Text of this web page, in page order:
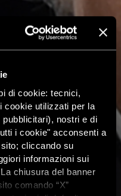
di cookie: tecnici,
cookie utilizzati per la
nostri e di
i cookie" acconsenti a
cliccando su
informazioni sui
chiusura del banner
comando “X”